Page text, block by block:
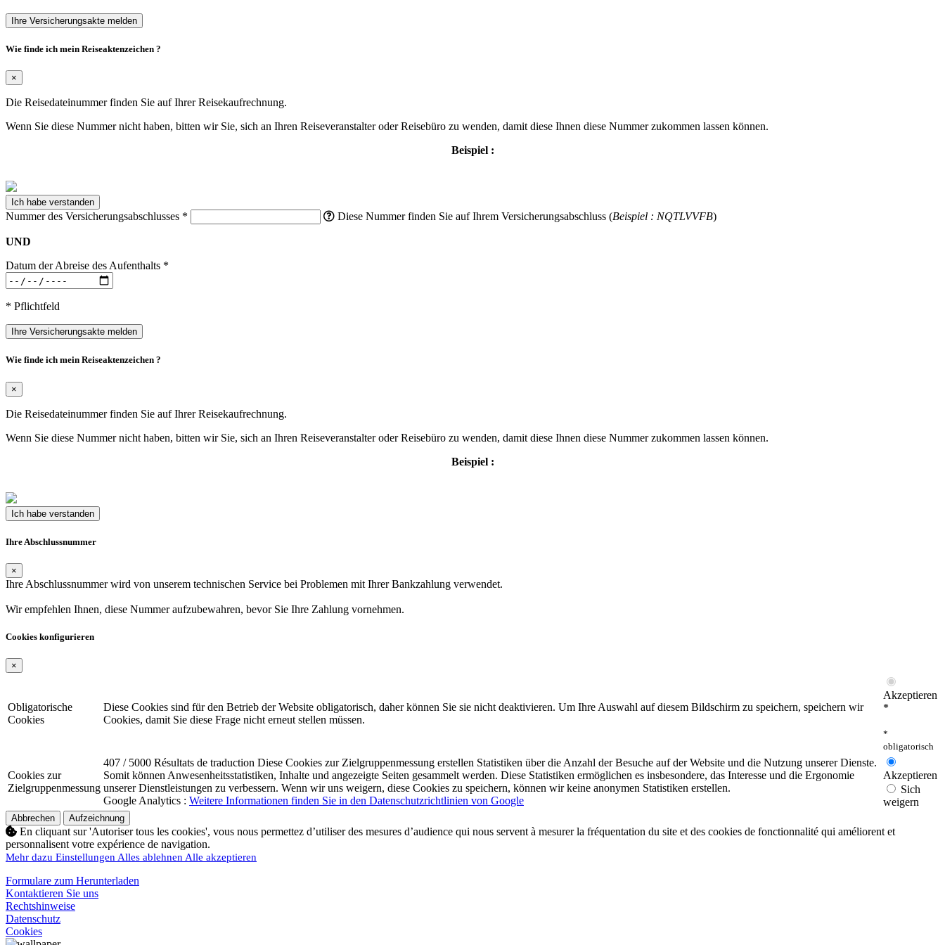
Ihre Versicherungsakte melden
Wie finde ich mein Reiseaktenzeichen ?
×
Die Reisedateinummer finden Sie auf Ihrer Reisekaufrechnung.
Wenn Sie diese Nummer nicht haben, bitten wir Sie, sich an Ihren Reiseveranstalter oder Reisebüro zu wenden, damit diese Ihnen diese Nummer zukommen lassen können.
Beispiel :
Ich habe verstanden
Nummer des Versicherungsabschlusses * Diese Nummer finden Sie auf Ihrem Versicherungsabschluss (Beispiel : NQTLVVFB)
UND
Datum der Abreise des Aufenthalts *
* Pflichtfeld
Ihre Versicherungsakte melden
Wie finde ich mein Reiseaktenzeichen ?
×
Die Reisedateinummer finden Sie auf Ihrer Reisekaufrechnung.
Wenn Sie diese Nummer nicht haben, bitten wir Sie, sich an Ihren Reiseveranstalter oder Reisebüro zu wenden, damit diese Ihnen diese Nummer zukommen lassen können.
Beispiel :
Ich habe verstanden
Ihre Abschlussnummer
×
Ihre Abschlussnummer wird von unserem technischen Service bei Problemen mit Ihrer Bankzahlung verwendet.
Wir empfehlen Ihnen, diese Nummer aufzubewahren, bevor Sie Ihre Zahlung vornehmen.
Cookies konfigurieren
×
Obligatorische
Cookies
Diese Cookies sind für den Betrieb der Website obligatorisch, daher können Sie sie nicht deaktivieren. Um Ihre Auswahl auf diesem Bildschirm zu speichern, speichern wir
Cookies, damit Sie diese Frage nicht erneut stellen müssen.
Akzeptieren
*
*
obligatorisch
Cookies zur
Zielgruppenmessung
407 / 5000 Résultats de traduction Diese Cookies zur Zielgruppenmessung erstellen Statistiken über die Anzahl der Besuche auf der Website und die Nutzung unserer Dienste.
Somit können Anwesenheitsstatistiken, Inhalte und angezeigte Seiten gesammelt werden. Diese Statistiken ermöglichen es insbesondere, das Interesse und die Ergonomie
unserer Dienstleistungen zu verbessern. Wenn wir uns weigern, diese Cookies zu speichern, können wir keine anonymen Statistiken erstellen.
Google Analytics : Weitere Informationen finden Sie in den Datenschutzrichtlinien von Google
Akzeptieren
Sich
weigern
Abbrechen Aufzeichnung
En cliquant sur 'Autoriser tous les cookies', vous nous permettez d’utiliser des mesures d’audience qui nous servent à mesurer la fréquentation du site et des cookies de fonctionnalité qui améliorent et
personnalisent votre expérience de navigation.
Mehr dazu EinstellungenAlles ablehnenAlle akzeptieren
Formulare zum Herunterladen
Kontaktieren Sie uns
Rechtshinweise
Datenschutz
Cookies